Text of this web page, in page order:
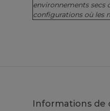
environnements secs
configurations où les
Informations de